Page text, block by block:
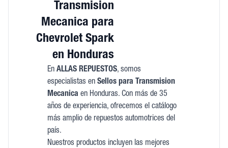
Transmision
Mecanica para
Chevrolet Spark
en Honduras
En ALLAS REPUESTOS, somos
especialistas en Sellos para Transmision
Mecanica en Honduras. Con más de 35
años de experiencia, ofrecemos el catálogo
más amplio de repuestos automotrices del
país.
Nuestros productos incluyen las mejores